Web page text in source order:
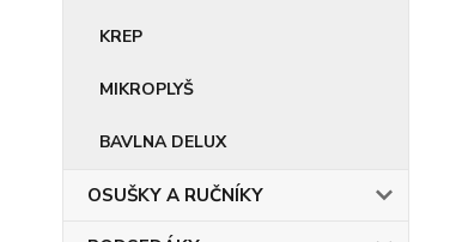
KREP
MIKROPLYŠ
BAVLNA DELUX
OSUŠKY A RUČNÍKY